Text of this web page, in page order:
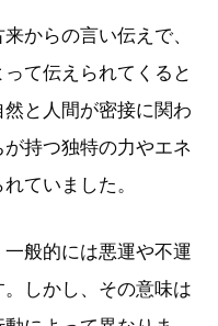
からの言い伝えで、
て伝えられてくると
と人間が密接に関わ
持つ独特の力やエネ
ていました。
般的には悪運や不運
しかし、その意味は